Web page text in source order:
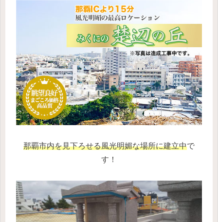
那覇市内を見下ろせる風光明媚な場所に建立中で
す！